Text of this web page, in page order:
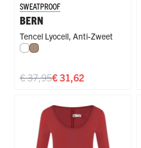
SWEATPROOF
BERN
Tencel Lyocell, Anti-Zweet
WitNatural
€ 31,62
€ 37,95